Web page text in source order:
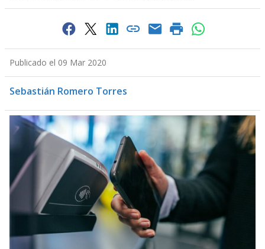
Publicado el 09 Mar 2020
Sebastián Romero Torres